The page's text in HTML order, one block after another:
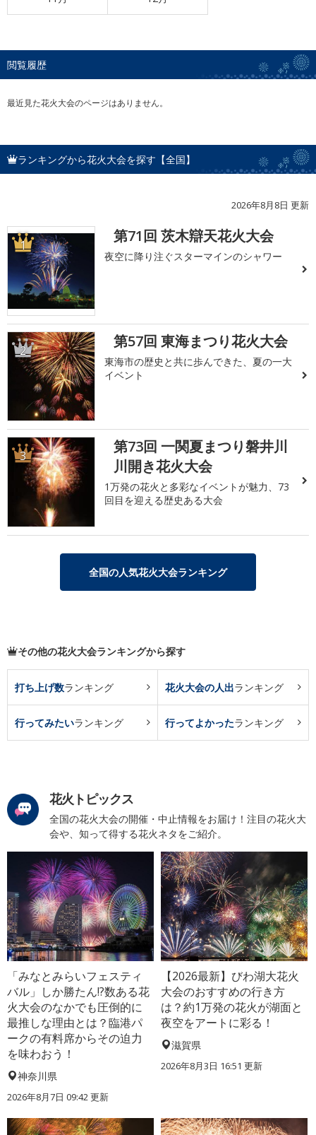
閲覧履歴
最近見た花火大会のページはありません。
ランキングから花火大会を探す【全国】
2026年8月8日 更新
1 第71回 茨木辯天花火大会
夜空に降り注ぐスターマインのシャワー
2 第57回 東海まつり花火大会
東海市の歴史と共に歩んできた、夏の一大
イベント
3
第73回 一関夏まつり磐井川
川開き花火大会
1万発の花火と多彩なイベントが魅力、73
回目を迎える歴史ある大会
全国の人気花火大会ランキング
その他の花火大会ランキングから探す
打ち上げ数ランキング 花火大会の人出ランキング
行ってみたいランキング 行ってよかったランキング
花火トピックス
全国の花火大会の開催・中止情報をお届け！注目の花火大
会や、知って得する花火ネタをご紹介。
「みなとみらいフェスティ
バル」しか勝たん!?数ある花
火大会のなかでも圧倒的に
最推しな理由とは？臨港パ
ークの有料席からその迫力
を味わおう！
神奈川県
2026年8月7日 09:42 更新
【2026最新】びわ湖大花火
大会のおすすめの行き方
は？約1万発の花火が湖面と
夜空をアートに彩る！
滋賀県
2026年8月3日 16:51 更新